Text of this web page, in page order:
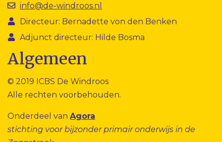
info@de-windroos.nl
Directeur: Bernadette von den Benken
Adjunct directeur: Hilde Bosma
Algemeen
© 2019 ICBS De Windroos
Alle rechten voorbehouden.
Onderdeel van Agora
stichting voor bijzonder primair onderwijs in de